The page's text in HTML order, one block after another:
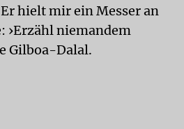
hielt mir ein Messer an
›Erzähl niemandem
Gilboa-Dalal.